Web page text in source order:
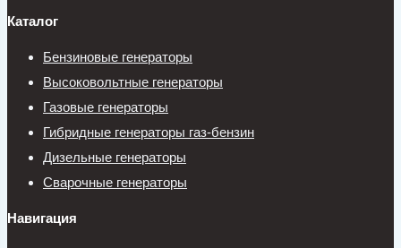
Каталог
Бензиновые генераторы
Высоковольтные генераторы
Газовые генераторы
Гибридные генераторы газ-бензин
Дизельные генераторы
Сварочные генераторы
Навигация